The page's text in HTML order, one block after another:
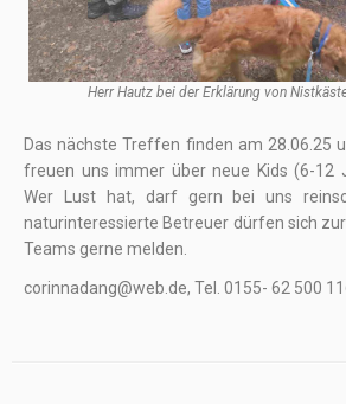
Herr Hautz bei der Erklärung von
Das nächste Treffen finden am 28.06.25
freuen uns immer über neue Kids (6-12
Wer Lust hat, darf gern bei uns
naturinteressierte Betreuer dürfen sich
Teams gerne melden.
corinnadang@web.de, Tel. 0155- 62 500